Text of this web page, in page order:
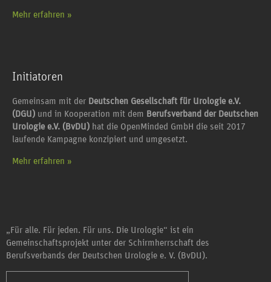
Mehr erfahren »
Initiatoren
Gemeinsam mit der Deutschen Gesellschaft für Urologie e.V.
(DGU) und in Kooperation mit dem Berufsverband der Deutschen
Urologie e.V. (BvDU) hat die OpenMinded GmbH die seit 2017
laufende Kampagne konzipiert und umgesetzt.
Mehr erfahren »
„Für alle. Für jeden. Für uns. Die Urologie“ ist ein
Gemeinschaftsprojekt unter der Schirmherrschaft des
Berufsverbands der Deutschen Urologie e. V. (BvDU).